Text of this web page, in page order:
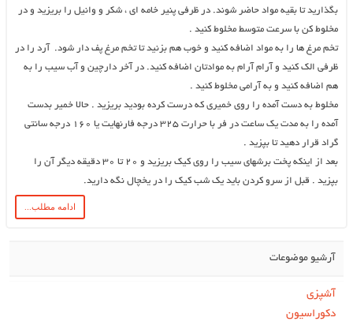
بگذارید تا بقیه مواد حاضر شوند. در ظرفی پنیر خامه ای ، شکر و وانیل را بریزید و در
مخلوط کن با سرعت متوسط مخلوط کنید .
تخم مرغ ها را به مواد اضافه کنید و خوب هم بزنید تا تخم مرغ پف دار شود. آرد را در
ظرفی الک کنید و آرام آرام به موادتان اضافه کنید. در آخر دارچین و آب سیب را به
هم اضافه کنید و به آرامی مخلوط کنید .
مخلوط به دست آمده را روی خمیری که درست کرده بودید بریزید . حالا خمیر بدست
آمده را به مدت یک ساعت در فر با حرارت 325 درجه فارنهایت یا 160 درجه سانتی
گراد قرار دهید تا بپزید .
بعد از اینکه پخت برشهای سیب را روی کیک بریزید و 20 تا 30 دقیقه دیگر آن را
بپزید . قبل از سرو کردن باید یک شب کیک را در یخچال نگه دارید.
ادامه مطلب...
آرشیو موضوعات
آشپزی
دکوراسیون